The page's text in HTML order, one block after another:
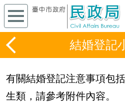
結婚登記
有關結婚登記注意事項包
生類，請參考附件內容。